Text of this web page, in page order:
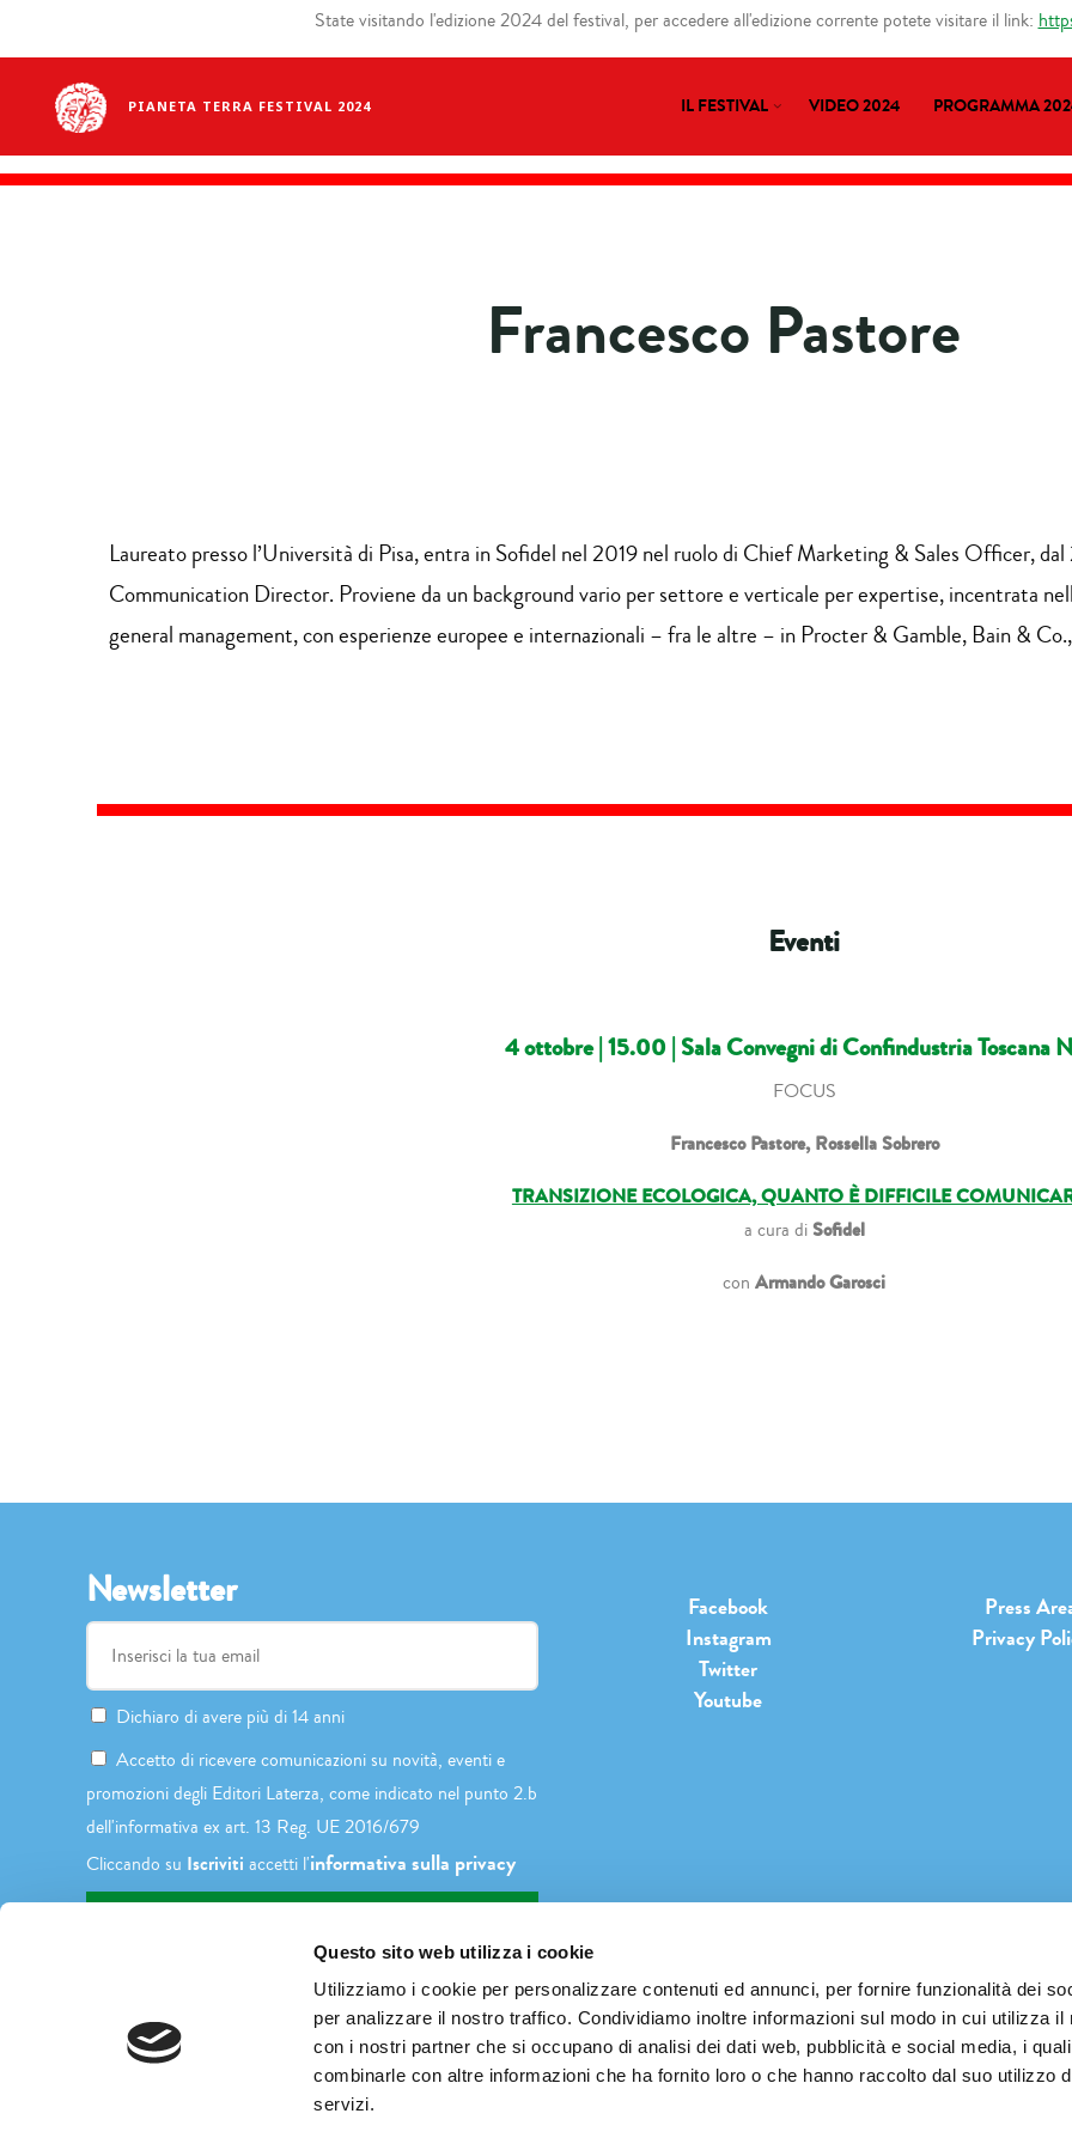
Questo sito web utilizza i cookie
Utilizziamo i cookie per personalizzare contenuti ed annunci, per fornire funzionalità dei
per analizzare il nostro traffico. Condividiamo inoltre informazioni sul modo in cui utilizza il
con i nostri partner che si occupano di analisi dei dati web, pubblicità e social media, i
combinarle con altre informazioni che ha fornito loro o che hanno raccolto dal suo utilizzo
servizi.
PIANETA TERRA FESTIVAL 2024 IL FESTIVAL VIDEO 2024 PROGRAMMA
State visitando l'edizione 2024 del festival, per accedere all'edizione corrente potete visitare il link:
Francesco Pastore
Laureato presso l’Università di Pisa, entra in Sofidel nel 2019 nel ruolo di Chief Marketing & Sales Officer,
Communication Director. Proviene da un background vario per settore e verticale per expertise, incentrata
general management, con esperienze europee e internazionali – fra le altre – in Procter & Gamble, Bain &
Eventi
4 ottobre |15.00 | Sala Convegni di Confindustria Toscana
FOCUS
Francesco Pastore, Rossella Sobrero
TRANSIZIONE ECOLOGICA, QUANTO È DIFFICILE
a cura diSofidel
con Armando Garosci
Newsletter
Dichiaro di avere più di 14 anni
Accetto di ricevere comunicazioni su novità, eventi e
promozioni degli Editori Laterza, come indicato nel punto 2.b
dell'informativa ex art. 13 Reg. UE 2016/679
Cliccando su Iscriviti accetti l'informativa sulla privacy
Facebook
Instagram
Twitter
Youtube
Press
Privacy
INFO@PIANETATERRAFESTIVAL.IT